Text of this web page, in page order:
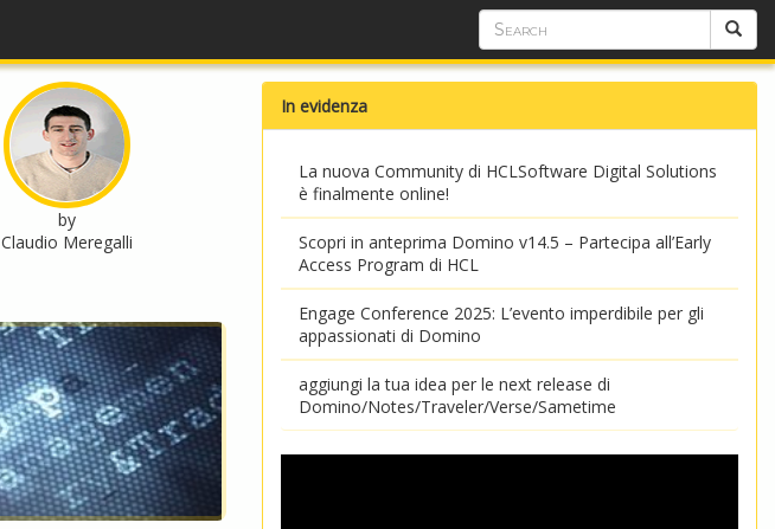
by
Claudio Meregalli
In evidenza
La nuova Community di HCLSoftware Digital Solutions
è finalmente online!
Scopri in anteprima Domino v14.5 – Partecipa all’Early
Access Program di HCL
Engage Conference 2025: L’evento imperdibile per gli
appassionati di Domino
aggiungi la tua idea per le next release di
Domino/Notes/Traveler/Verse/Sametime